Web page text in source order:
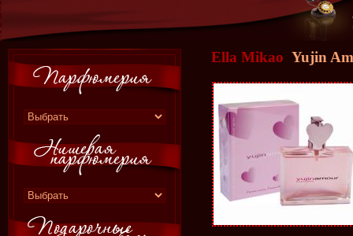
Ella Mikao Yujin